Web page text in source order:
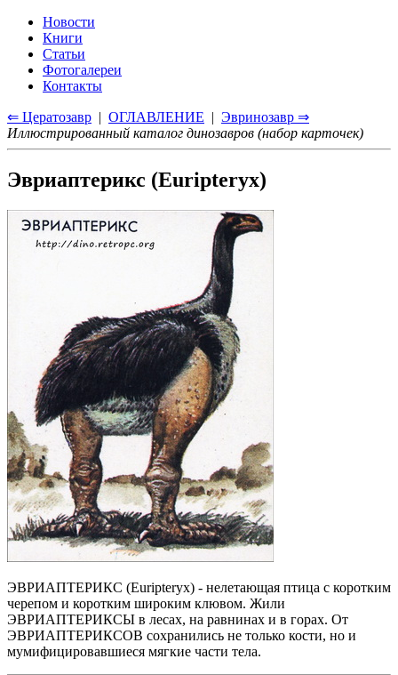
Новости
Книги
Статьи
Фотогалереи
Контакты
⇐ Цератозавр | ОГЛАВЛЕНИЕ | Эвринозавр ⇒
Иллюстрированный каталог динозавров (набор карточек)
Эвриаптерикс (Euripteryx)
ЭВРИАПТЕРИКС (Euripteryx) - нелетающая птица с коротким
черепом и коротким широким клювом. Жили
ЭВРИАПТЕРИКСЫ в лесах, на равнинах и в горах. От
ЭВРИАПТЕРИКСОВ сохранились не только кости, но и
мумифицировавшиеся мягкие части тела.